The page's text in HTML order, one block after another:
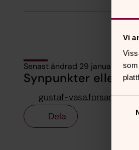
Vi
Senast ändrad 29 januari 2020
Synpunkter eller
gustaf-
Dela